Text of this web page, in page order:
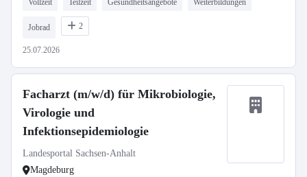
Vollzeit Teilzeit Gesundheitsangebote Weiterbildungen
Jobrad 2
25.07.2026
Facharzt (m/w/d) für Mikrobiologie,
Virologie und
Infektionsepidemiologie
Landesportal Sachsen-Anhalt
Magdeburg